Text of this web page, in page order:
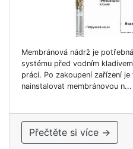
Membránová nádrž je
systému před vodním
práci. Po zakoupení zařízení
nainstalovat membránovou n...
Přečtěte si více →